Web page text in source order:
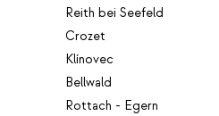
Reith bei Seefeld
Crozet
Klínovec
Bellwald
Rottach - Egern